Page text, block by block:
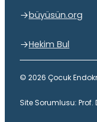
büyüsün.org
Hekim Bul
© 2026 Çocuk
Site Sorumlusu: